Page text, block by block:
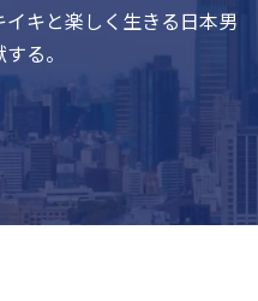
イキと楽しく生きる日本男
る。